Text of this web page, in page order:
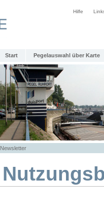
Hilfe
Start Pegelauswahl über Karte
Newsletter